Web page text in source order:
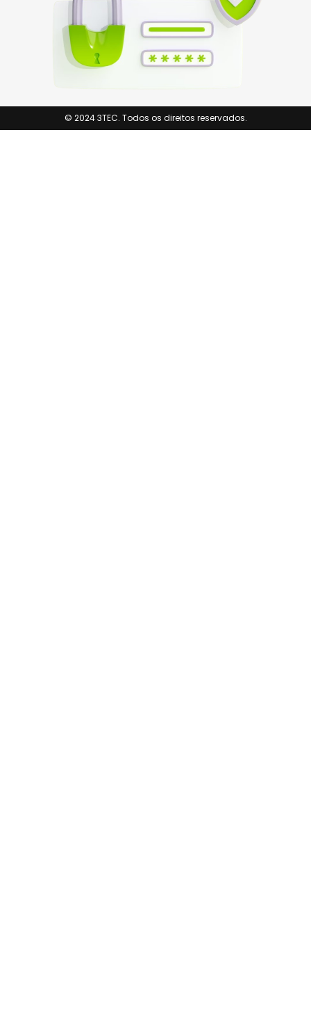
© 2024 3TEC. Todos os direitos reservados.